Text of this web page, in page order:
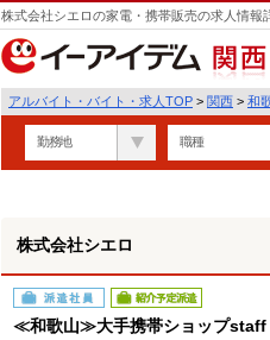
株式会社シエロの家電・携帯販売の求人情
関西
アルバイト・バイト・求人TOP > 関西 > 和
勤務地 職種
遣
株式会社シエロ
派遣社員 紹介予定派遣
≪和歌山≫大手携帯ショップstaff